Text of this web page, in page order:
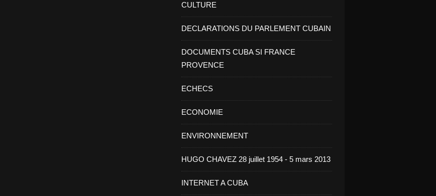
CULTURE
DECLARATIONS DU PARLEMENT CUBAIN
DOCUMENTS CUBA SI FRANCE
PROVENCE
ECHECS
ECONOMIE
ENVIRONNEMENT
HUGO CHAVEZ 28 juillet 1954 - 5 mars 2013
INTERNET A CUBA